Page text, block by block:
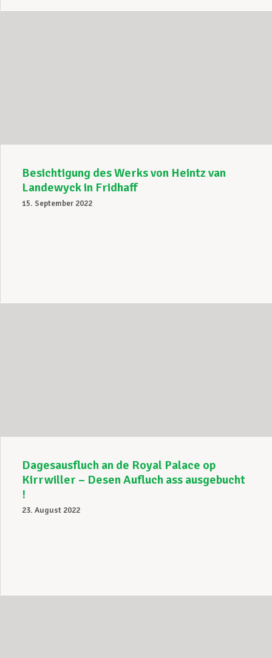
Besichtigung des Werks von Heintz van
Landewyck in Fridhaff
15. September 2022
Dagesausfluch an de Royal Palace op
Kirrwiller – Desen Aufluch ass ausgebucht
!
23. August 2022